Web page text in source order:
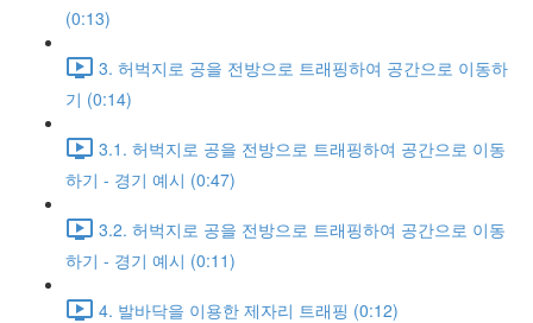
(0:13)
3. 허벅지로 공을 전방으로 트래핑하여 공간으로 이동하
기 (0:14)
3.1. 허벅지로 공을 전방으로 트래핑하여 공간으로 이동
하기 - 경기 예시 (0:47)
3.2. 허벅지로 공을 전방으로 트래핑하여 공간으로 이동
하기 - 경기 예시 (0:11)
4. 발바닥을 이용한 제자리 트래핑 (0:12)